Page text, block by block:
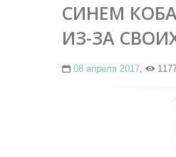
СИНЕМ
ИЗ-ЗА
08 апреля 2017,